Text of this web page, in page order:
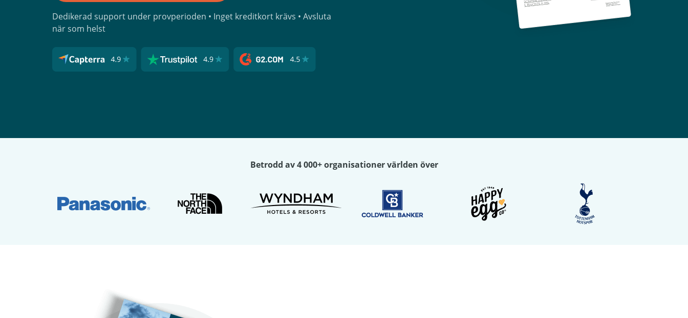
Dedikerad support under provperioden • Inget kreditkort krävs • Avsluta
när som helst
Betrodd av 4 000+ organisationer världen över